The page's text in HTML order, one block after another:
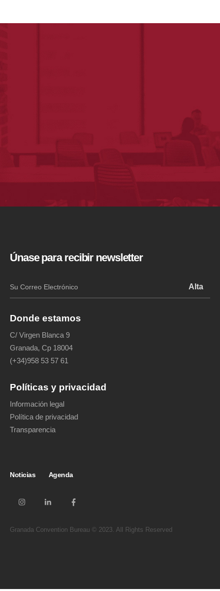
Únase para recibir newsletter
Donde estamos
C/ Virgen Blanca 9
Granada, Cp 18004
(+34)958 53 57 61
Políticas y privacidad
Información legal
Política de privacidad
Transparencia
Noticias Agenda
Granada Convention Bureau © 2023. All Rights Reserved